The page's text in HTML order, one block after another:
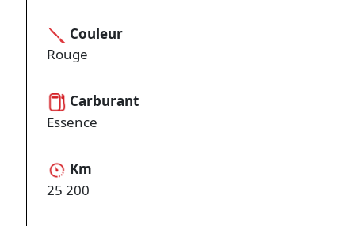
Couleur
Rouge
Carburant
Essence
Km
25 200